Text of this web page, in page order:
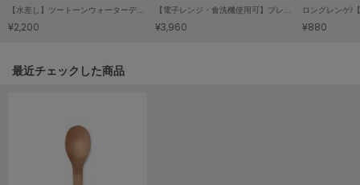
【水差し】ツートーンウォーターディスペンサー/TWO TONE WATER DISPENSER(L)
¥2,200
【電子レンジ・食洗機使用可】プレート245/吉田 愛 カレー皿 「plate 245」(3Color)
¥3,960 ¥880
関連記事
最近チェックした商品